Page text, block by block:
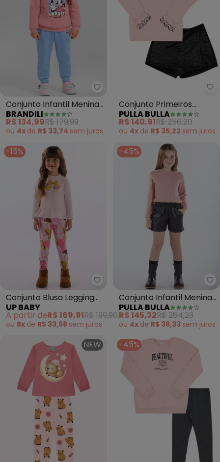
Brandili - Conjunto Infantil
Conjunto Infantil Menina
da Minnie Mouse (Rosa)
BRANDILI
R$ 134,99R$ 179,99
ou 4x de R$ 33,74 sem juros
Conjunto Primeiros
Passos Menina Meia
Malha (Rosa)
PULLA BULLA
R$ 140,91R$ 256,20
ou 4x de R$ 35,22 sem juros
-15%
Up Baby - Conjunto Blusa
Conjunto Blusa Legging
Rosa
UP BABY
A partir deR$ 169,91R$ 199,90
ou 5x de R$ 33,98 sem juros
-45%
Conjunto Infantil Menina
Tecido Canelado (Rosa)
PULLA BULLA
R$ 145,32R$ 264,23
ou 4x de R$ 36,33 sem juros
NEW -45%